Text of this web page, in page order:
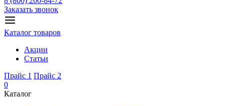
Заказать звонок
Каталог товаров
Акции
Статьи
Прайс 1 Прайс 2
0
Каталог